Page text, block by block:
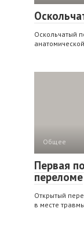
Оскольчатый
Общее
Первая
переломе
Открытый
в месте